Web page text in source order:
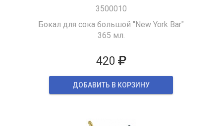
3500010
Бокал для сока большой "New York Bar"
365 мл.
420
ДОБАВИТЬ В КОРЗИНУ